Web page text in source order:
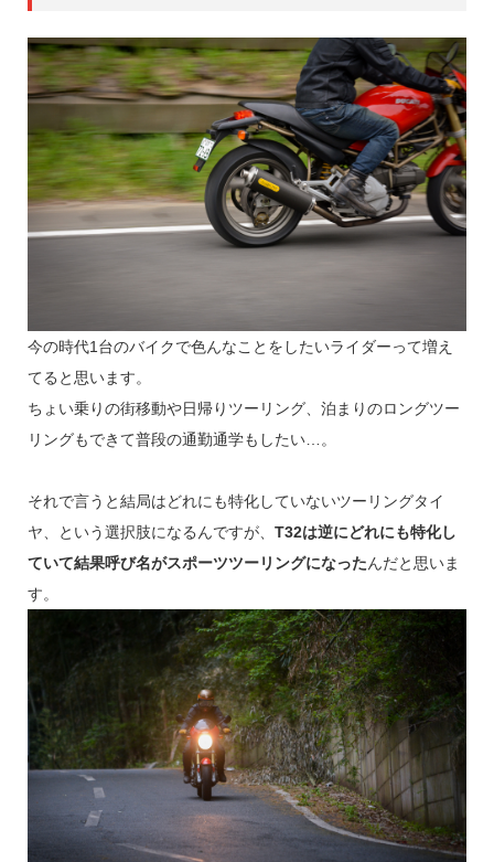
今の時代1台のバイクで色んなことをしたいライダーって増え
てると思います。
ちょい乗りの街移動や日帰りツーリング、泊まりのロングツー
リングもできて普段の通勤通学もしたい…。
それで言うと結局はどれにも特化していないツーリングタイ
ヤ、という選択肢になるんですが、 T32は逆にどれにも特化し
ていて結果呼び名がスポーツツーリングになったんだと思いま
す。